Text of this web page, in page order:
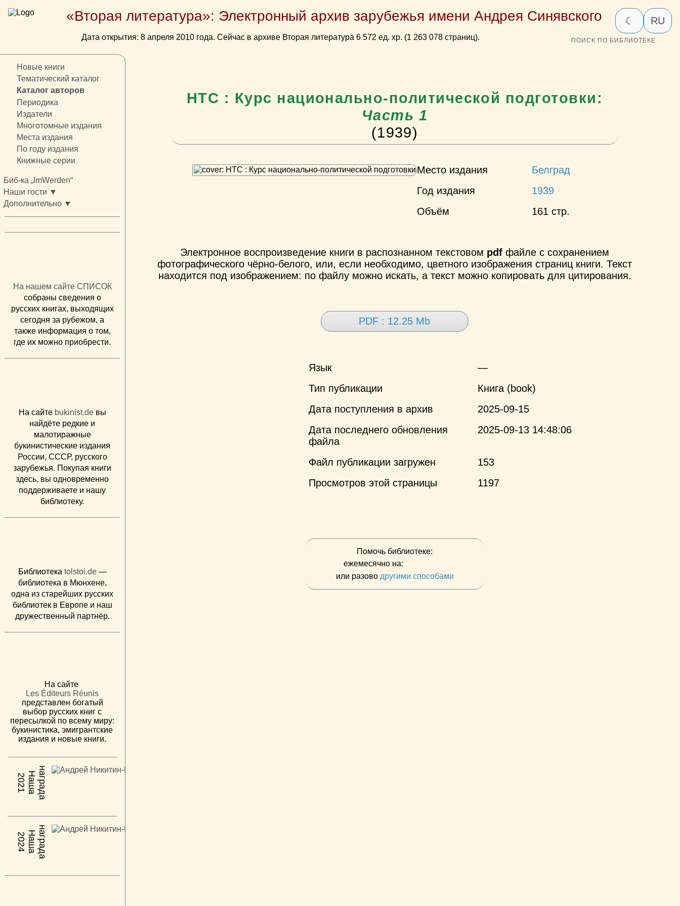
«Вторая литература»: Электронный архив зарубежья имени Андрея Синявского
Дата открытия: 8 апреля 2010 года. Сейчас в архиве Вторая литература 6 572 ед. хр. (1 263 078 страниц).
☾ RU
ПОИСК ПО БИБЛИОТЕКЕ
Новые книги
Тематический каталог
Каталог авторов
Периодика
Издатели
Многотомные издания
Места издания
По году издания
Книжные серии
Биб-ка „ImWerden“
Наши гости ▼
Дополнительно ▼
На нашем сайте СПИСОК
собраны сведения о
русских книгах, выходящих
сегодня за рубежом, а
также информация о том,
где их можно приобрести.
На сайте bukinist.deвы
найдёте редкие и
малотиражные
букинистические издания
России, СССР, русского
зарубежья. Покупая книги
здесь, вы одновременно
поддерживаете и нашу
библиотеку.
Библиотека tolstoi.de—
библиотека в Мюнхене,
одна из старейших русских
библиотек в Европе и наш
дружественный партнёр.
На сайте
Les Éditeurs Réunis
представлен богатый
выбор русских книг с
пересылкой по всему миру:
букинистика, эмигрантские
издания и новые книги.
2021 Н
а
ш
ан
а
г
р
а
да
2024 Н
а
ш
ан
а
г
р
а
да
НТС : Курс национально-политической подготовки:
Часть 1
(1939)
Место издания
Белград
Год издания
1939
Объём
161 стр.
Электронное воспроизведение книги в распознанном текстовом pdf файле с сохранением
фотографического чёрно-белого, или, если необходимо, цветного изображения страниц книги. Текст
находится под изображением: по файлу можно искать, а текст можно копировать для цитирования.
PDF : 12.25 Mb
Язык
—
Тип публикации
Книга (book)
Дата поступления в архив
2025-09-15
Дата последнего обновления
файла
2025-09-13 14:48:06
Файл публикации загружен
153
Просмотров этой страницы
1197
Помочь библиотеке:
ежемесячно на:
или разово другими способами